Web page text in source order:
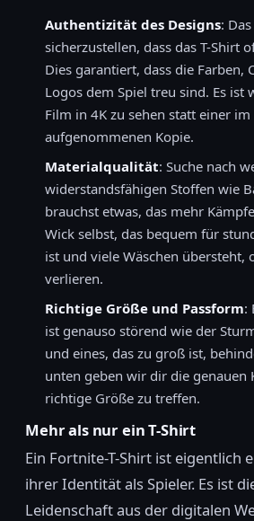
Authentizität des Designs:
sicherzustellen, dass das T-Shirt
Dies garantiert, dass die Farben,
Logos dem Spiel treu sind. Es ist
Film in 4K zu sehen statt einer im
aufgenommenen Kopie.
Materialqualität: Suche nach
widerstandsfähigen Stoffen wie
brauchst etwas, das mehr
Wick selbst, das bequem für
ist und viele Wäschen übersteht,
verlieren.
Richtige Größe und Passform:
ist genauso störend wie der
und eines, das zu groß ist,
unten geben wir dir die genauen
richtige Größe zu treffen.
Mehr als nur ein T-Shirt
Ein Fortnite-T-Shirt ist eigentlich
ihrer Identität als Spieler. Es ist
Leidenschaft aus der digitalen